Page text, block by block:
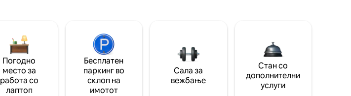
Погодно
место за
работа со
лаптоп
Бесплатен
паркинг во
склоп на
имотот
Сала за
вежбање
Стан со
дополнителни
услуги